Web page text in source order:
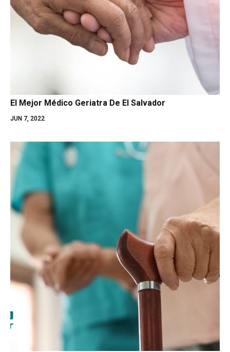
El Mejor Médico Geriatra De El Salvador
JUN 7, 2022